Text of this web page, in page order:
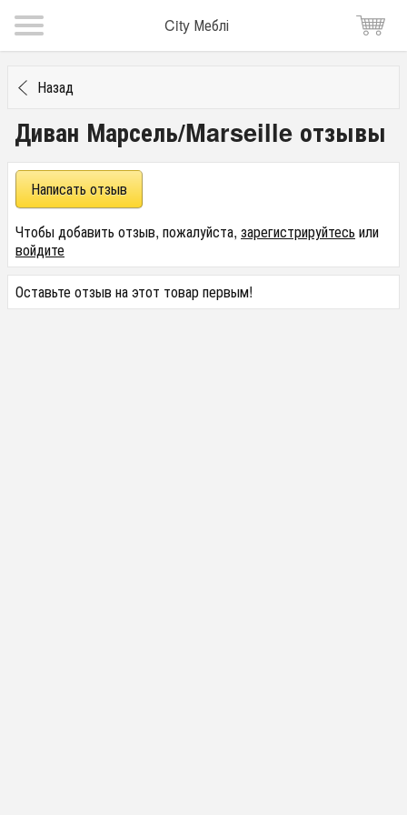
City Меблі
Назад
Диван Марсель/Marseille отзывы
Написать отзыв
Чтобы добавить отзыв, пожалуйста, зарегистрируйтесь или
войдите
Оставьте отзыв на этот товар первым!